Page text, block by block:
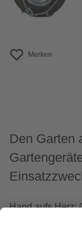
Merken
Den Garten
Hand aufs Herz:
Garten wächst
geht, so richtig